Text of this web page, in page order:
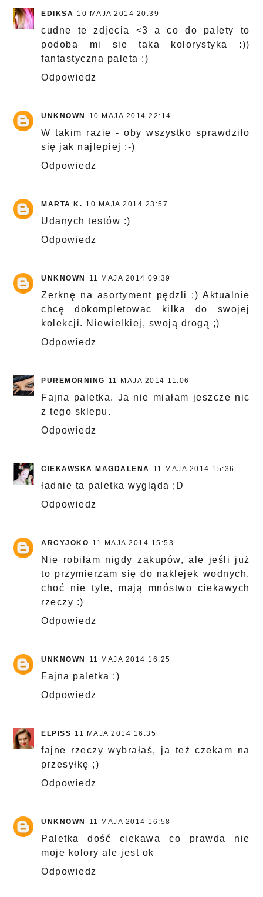
EDIKSA 10 MAJA 2014 20:39
cudne te zdjecia <3 a co do palety to
podoba mi sie taka kolorystyka :))
fantastyczna paleta :)
Odpowiedz
UNKNOWN 10 MAJA 2014 22:14
W takim razie - oby wszystko sprawdziło
się jak najlepiej :-)
Odpowiedz
MARTA K. 10 MAJA 2014 23:57
Udanych testów :)
Odpowiedz
UNKNOWN 11 MAJA 2014 09:39
Zerknę na asortyment pędzli :) Aktualnie
chcę dokompletowac kilka do swojej
kolekcji. Niewielkiej, swoją drogą ;)
Odpowiedz
PUREMORNING 11 MAJA 2014 11:06
Fajna paletka. Ja nie miałam jeszcze nic
z tego sklepu.
Odpowiedz
CIEKAWSKA MAGDALENA 11 MAJA 2014 15:36
ładnie ta paletka wygląda ;D
Odpowiedz
ARCYJOKO 11 MAJA 2014 15:53
Nie robiłam nigdy zakupów, ale jeśli już
to przymierzam się do naklejek wodnych,
choć nie tyle, mają mnóstwo ciekawych
rzeczy :)
Odpowiedz
UNKNOWN 11 MAJA 2014 16:25
Fajna paletka :)
Odpowiedz
ELPISS 11 MAJA 2014 16:35
fajne rzeczy wybrałaś, ja też czekam na
przesyłkę ;)
Odpowiedz
UNKNOWN 11 MAJA 2014 16:58
Paletka dość ciekawa co prawda nie
moje kolory ale jest ok
Odpowiedz